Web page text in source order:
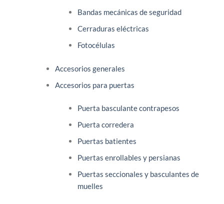
Bandas mecánicas de seguridad
Cerraduras eléctricas
Fotocélulas
Accesorios generales
Accesorios para puertas
Puerta basculante contrapesos
Puerta corredera
Puertas batientes
Puertas enrollables y persianas
Puertas seccionales y basculantes de
muelles